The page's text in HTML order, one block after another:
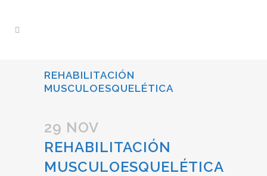
REHABILITACIÓN
MUSCULOESQUELÉTICA
29 NOV
REHABILITACIÓN
MUSCULOESQUELÉTICA